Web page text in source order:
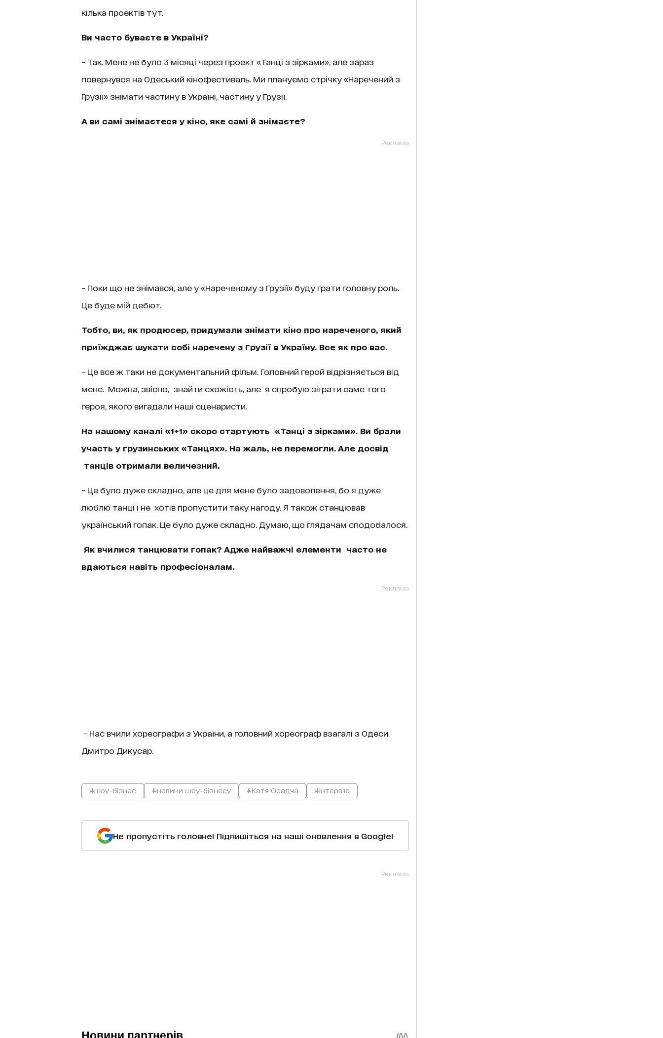
кілька проектів тут.
Ви часто буваєте в Україні?
– Так. Мене не було 3 місяці через проект «Танці з зірками», але зараз
повернувся на Одеський кінофестиваль. Ми плануємо стрічку «Наречений з
Грузії» знімати частину в Україні, частину у Грузії.
А ви самі знімаєтеся у кіно, яке самі й знімаєте?
Реклама
– Поки що не знімався, але у «Нареченому з Грузії» буду грати головну роль.
Це буде мій дебют.
Тобто, ви, як продюсер, придумали знімати кіно про нареченого, який
приїжджає шукати собі наречену з Грузії в Україну. Все як про вас.
– Це все ж таки не документальний фільм. Головний герой відрізняється від
мене. Можна, звісно, знайти схожість, але я спробую зіграти саме того
героя, якого вигадали наші сценаристи.
На нашому каналі «1+1» скоро стартують «Танці з зірками». Ви брали
участь у грузинських «Танцях». На жаль, не перемогли. Але досвід
танців отримали величезний.
– Це було дуже складно, але це для мене було задоволення, бо я дуже
люблю танці і не хотів пропустити таку нагоду. Я також станцював
український гопак. Це було дуже складно. Думаю, що глядачам сподобалося.
Як вчилися танцювати гопак? Адже найважчі елементи часто не
вдаються навіть професіоналам.
Реклама
– Нас вчили хореографи з України, а головний хореограф взагалі з Одеси.
Дмитро Дикусар.
#шоу-бізнес #новини шоу-бізнесу #Катя Осадча #інтерв'ю
Не пропустіть головне! Підпишіться на наші оновлення в Google!
Реклама